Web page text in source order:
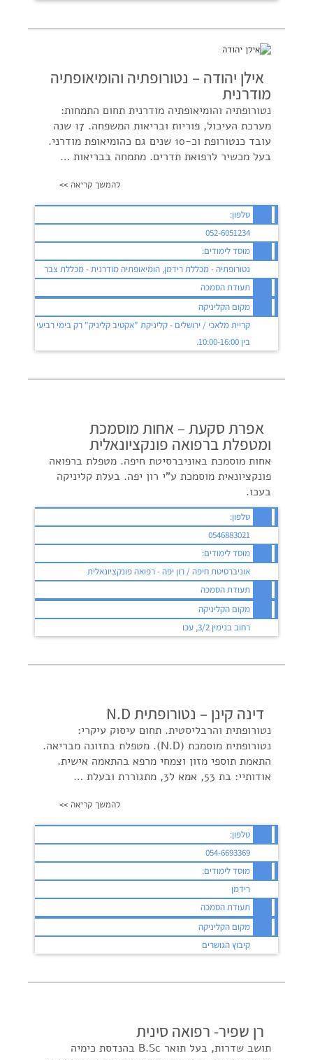
אילן יהודה – נטורופתיה והומיאופתיה
מודרנית
נטורופתיה והומיאופתיה מודרנית תחום התמחות:
מערכת העיכול, פוריות ובריאות המשפחה. 17 שנה
עובד כנטורופת וכ-10 שנים גם כהומיאופת מודרני.
בעל מכשיר לרפואת תדרים. מתמחה בבריאות …
להמשך קריאה >>
טלפון:
052-6051234
מוסד לימודים:
נטורופתיה - מכללת רידמן, הומיאופתיה מודרנית - מכללת צבר
תעודת הסמכה
מקום הקליניקה
קריית מלאכי / ירושלים - קליניקת "אקטיב קליניק" רק בימי רביעי
בין 10:00-16:00.
אפרת סקעת – אחות מוסמכת
ומטפלת ברפואה פונקציונאלית
אחות מוסמכת באוניברסיטת חיפה. מטפלת ברפואה
פונקציונאית מוסמכת ע"י רון יפה. בעלת קליניקה
בעכו.
טלפון:
0546883021
מוסד לימודים:
אוניברסיטת חיפה / רון יפה - רפואה פונקציונאלית
תעודת הסמכה
מקום הקליניקה
רחוב בנימין 3/2, עכו
דינה קינן – נטורופתית N.D
נטורופתית והרבליסטית. תחום עיסוק עיקרי:
נטורופתית מוסמכת (N.D). מטפלת בתזונה מבריאה.
התאמת תוספי מזון וצמחי מרפא בהתאמה אישית.
אודותיי: בת 53, אמא ל3, מתגוררת ובעלת …
להמשך קריאה >>
טלפון:
054-6693369
מוסד לימודים:
רידמן
תעודת הסמכה
מקום הקליניקה
קיבוץ הגושרים
רן שפיר- רפואה סינית
תושב שדרות, בעל תואר B.Sc בהנדסת כימיה